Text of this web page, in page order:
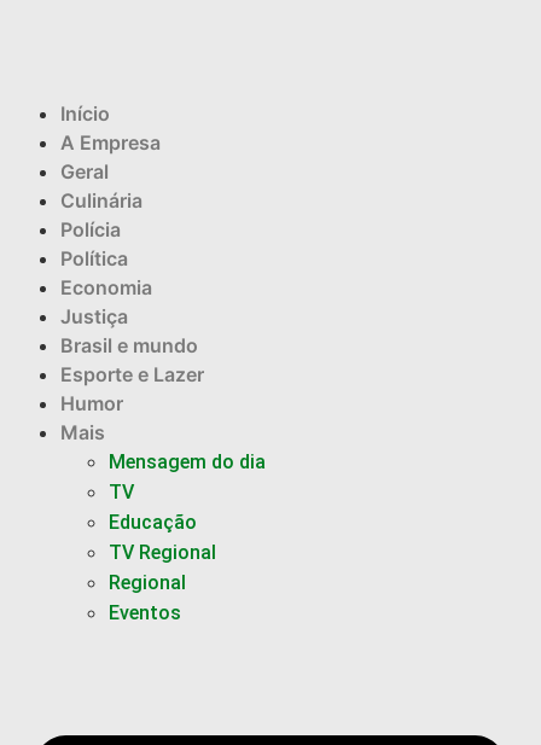
Início
A Empresa
Geral
Culinária
Polícia
Política
Economia
Justiça
Brasil e mundo
Esporte e Lazer
Humor
Mais
Mensagem do dia
TV
Educação
TV Regional
Regional
Eventos